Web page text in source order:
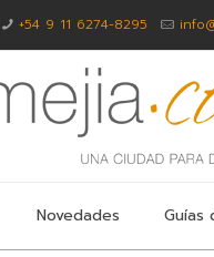
+54 9 11 6274-8295
Novedades Guías